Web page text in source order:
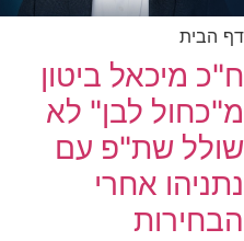
דף הבית
ח"כ מיכאל ביטון
מ"כחול לבן" לא
שולל שת"פ עם
נתניהו אחרי
הבחירות